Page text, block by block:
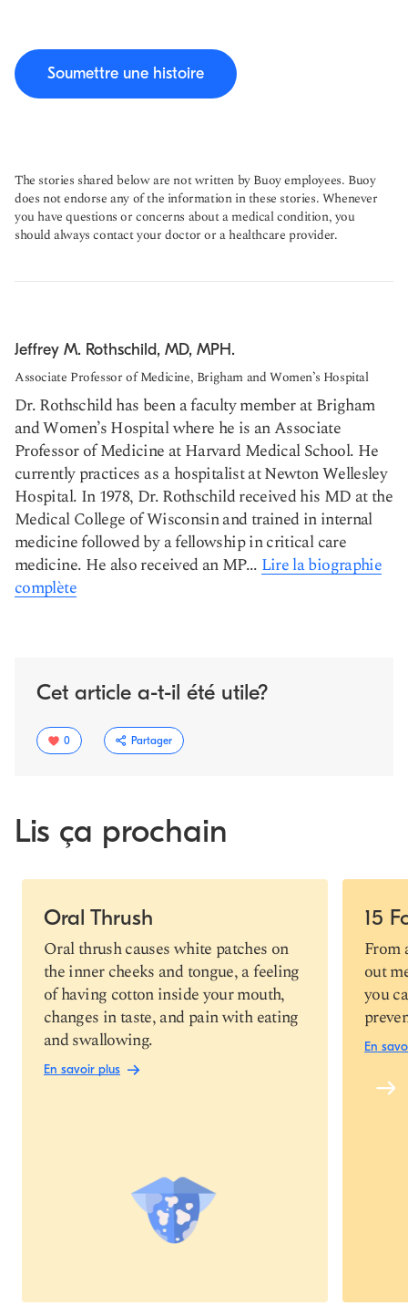
Soumettre une histoire
The stories shared below are not written by Buoy employees. Buoy
does not endorse any of the information in these stories. Whenever
you have questions or concerns about a medical condition, you
should always contact your doctor or a healthcare provider.
Jeffrey M. Rothschild, MD, MPH.
Associate Professor of Medicine, Brigham and Women’s Hospital
Dr. Rothschild has been a faculty member at Brigham
and Women’s Hospital where he is an Associate
Professor of Medicine at Harvard Medical School. He
currently practices as a hospitalist at Newton Wellesley
Hospital. In 1978, Dr. Rothschild received his MD at the
Medical College of Wisconsin and trained in internal
medicine followed by a fellowship in critical care
medicine. He also received an MP... Lire la biographie
complète
Cet article a-t-il été utile?
0 Partager
Copier le
lien
Lis ça prochain
Slide 1 of 4
Oral Thrush
Oral thrush causes white patches on
the inner cheeks and tongue, a feeling
of having cotton inside your mouth,
changes in taste, and pain with eating
and swallowing.
En savoir plus
15
From
out
you
En